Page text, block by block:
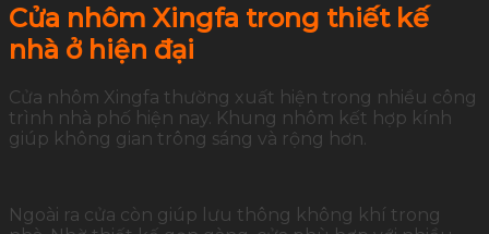
Cửa nhômXingfa trong thiết kế
nhà ở hiện đại
Cửa nhôm Xingfa thường xuất hiện trong nhiều công
trình nhà phố hiện nay. Khung nhôm kết hợp kính
giúp không gian trông sáng và rộng hơn.
Ngoài ra cửa còn giúp lưu thông không khí trong